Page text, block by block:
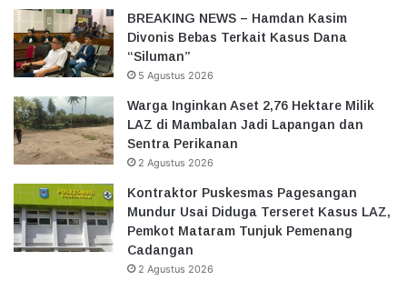
BREAKING NEWS – Hamdan Kasim
Divonis Bebas Terkait Kasus Dana
“Siluman”
5 Agustus 2026
Warga Inginkan Aset 2,76 Hektare Milik
LAZ di Mambalan Jadi Lapangan dan
Sentra Perikanan
2 Agustus 2026
Kontraktor Puskesmas Pagesangan
Mundur Usai Diduga Terseret Kasus LAZ,
Pemkot Mataram Tunjuk Pemenang
Cadangan
2 Agustus 2026